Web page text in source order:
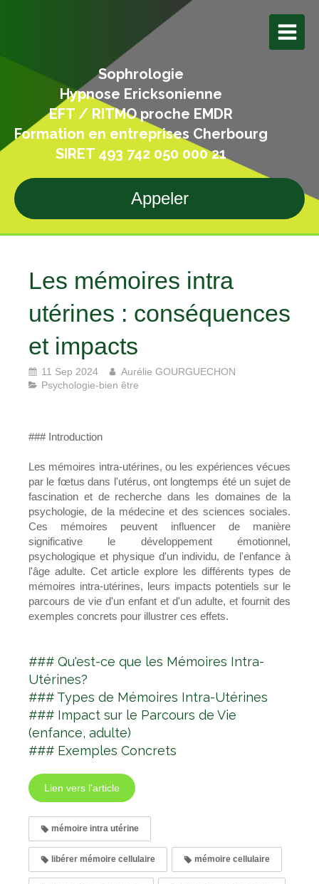
Sophrologie
Hypnose Ericksonienne
EFT / RITMO proche EMDR
Formation en entreprises Cherbourg
SIRET 493 742 050 000 21
Appeler
Les mémoires intra
utérines : conséquences
et impacts
11 Sep 2024
Aurélie GOURGUECHON
Psychologie-bien être
### Introduction
Les mémoires intra-utérines, ou les expériences vécues
par le fœtus dans l'utérus, ont longtemps été un sujet de
fascination et de recherche dans les domaines de la
psychologie, de la médecine et des sciences sociales.
Ces mémoires peuvent influencer de manière
significative le développement émotionnel,
psychologique et physique d'un individu, de l'enfance à
l'âge adulte. Cet article explore les différents types de
mémoires intra-utérines, leurs impacts potentiels sur le
parcours de vie d'un enfant et d'un adulte, et fournit des
exemples concrets pour illustrer ces effets.
### Qu'est-ce que les Mémoires Intra-
Utérines?
### Types de Mémoires Intra-Utérines
### Impact sur le Parcours de Vie
(enfance, adulte)
### Exemples Concrets
Lien vers l'article
mémoire intra utérine
libérer mémoire cellulaire mémoire cellulaire